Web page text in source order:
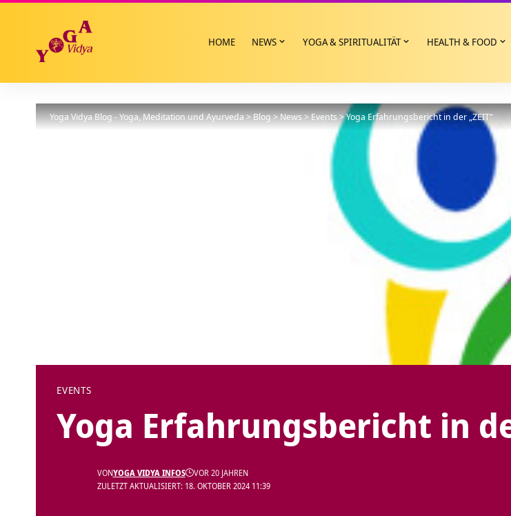
HOME NEWS YOGA & SPIRITUALITÄT HEALTH & FOOD
Yoga Vidya Blog - Yoga, Meditation und Ayurveda>Blog>News>Events>Yoga Erfahrungsbericht in der „ZEIT“
EVENTS
Yoga Erfahrungsbericht in
ZULETZT AKTUALISIERT: 18. OKTOBER 2024 11:39
VONYOGA VIDYA INFOS VOR 20 JAHREN